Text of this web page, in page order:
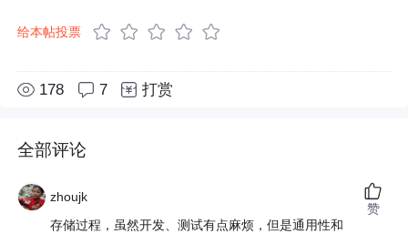
给本帖投票
178 7 打赏
全部评论
zhoujk
存储过程，虽然开发、测试有点麻烦，但是通用性和
赞